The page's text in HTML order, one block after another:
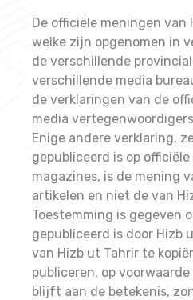
De officiële meningen
welke zijn opgenomen in
de verschillende
verschillende media
de verklaringen van de
media
Enige andere verklaring,
gepubliceerd is op
magazines, is de mening
artikelen en niet de van
Toestemming is gegeven
gepubliceerd is door Hizb
van Hizb ut Tahrir te
publiceren, op
blijft aan de betekenis,